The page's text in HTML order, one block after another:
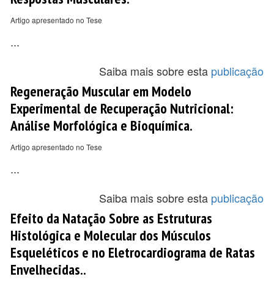
Artigo apresentado no Tese
...
Saiba mais sobre esta publicação
Regeneração Muscular em Modelo
Experimental de Recuperação Nutricional:
Análise Morfológica e Bioquímica.
Artigo apresentado no Tese
...
Saiba mais sobre esta publicação
Efeito da Natação Sobre as Estruturas
Histológica e Molecular dos Músculos
Esqueléticos e no Eletrocardiograma de Ratas
Envelhecidas..